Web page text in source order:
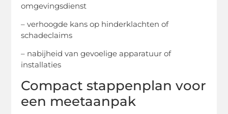
omgevingsdienst
– verhoogde kans op hinderklachten of
schadeclaims
– nabijheid van gevoelige apparatuur of
installaties
Compact stappenplan voor
een meetaanpak